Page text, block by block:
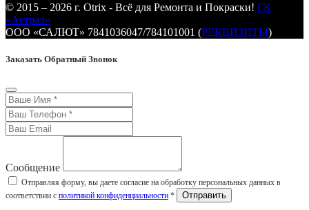
© 2015 – 2026 г. Otrix - Всё для Ремонта и Покраски! ГК
«Астрал»
ООО «САЛЮТ» 7841036047/784101001 (РЕКВИЗИТЫ)
Заказать Обратный Звонок
Сообщение
Отправляя форму, вы даете согласие на обработку персональных данных в
соответствии с политикой конфиденциальности *